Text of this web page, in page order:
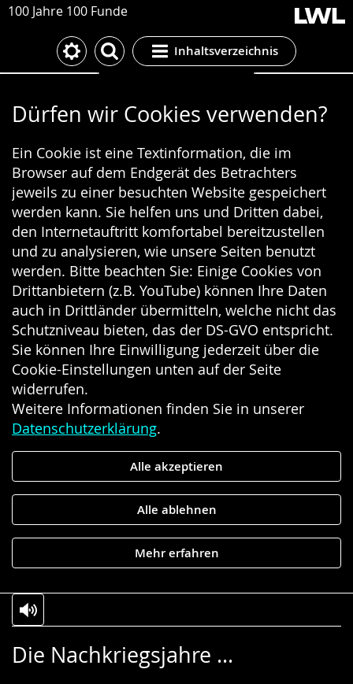
100 Jahre 100 Funde
Inhaltsverzeichnis
Cookie-Einstellungen
Dürfen wir Cookies verwenden?
Ein Cookie ist eine Textinformation, die im
Browser auf dem Endgerät des Betrachters
jeweils zu einer besuchten Website gespeichert
werden kann. Sie helfen uns und Dritten dabei,
den Internetauftritt komfortabel bereitzustellen
und zu analysieren, wie unsere Seiten benutzt
werden. Bitte beachten Sie: Einige Cookies von
Drittanbietern (z.B. YouTube) können Ihre Daten
auch in Drittländer übermitteln, welche nicht das
Schutzniveau bieten, das der DS-GVO entspricht.
Sie können Ihre Einwilligung jederzeit über die
Cookie-Einstellungen unten auf der Seite
widerrufen.
Weitere Informationen finden Sie in unserer
Datenschutzerklärung.
Alle akzeptieren
Alle ablehnen
Mehr erfahren
Die Nachkriegsjahre ...
Leichten
Audio-
Video